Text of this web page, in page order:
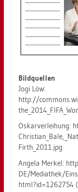
Bild­quel­len
Jogi Löw:
http://​
Os­kar­ver­lei­hung:
Firt­h_2011.jpg
An­ge­la Mer­kel:
DE/​Me­dia­thek/​
html?​id=1262754